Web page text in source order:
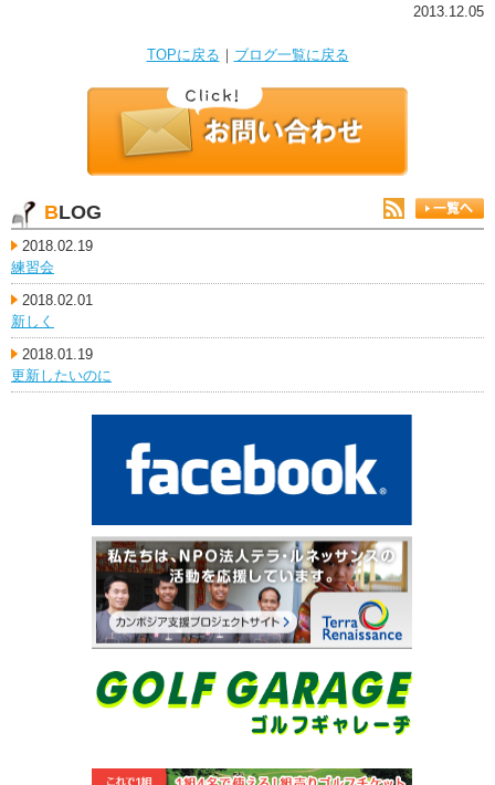
2013.12.05
TOPに戻る ｜ ブログ一覧に戻る
BLOG
2018.02.19
練習会
2018.02.01
新しく
2018.01.19
更新したいのに